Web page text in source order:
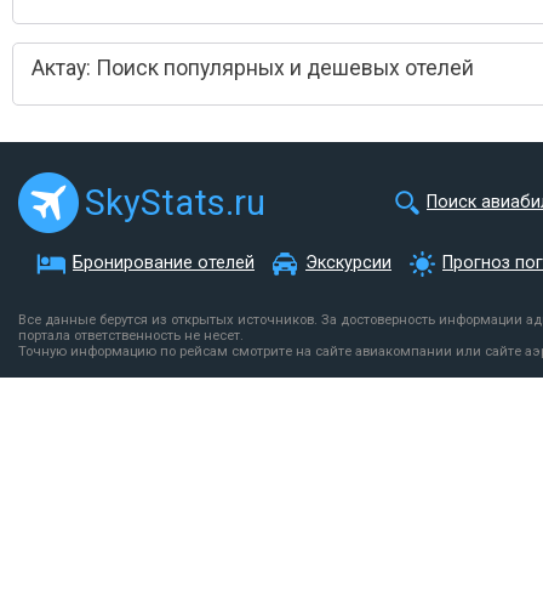
Актау: Поиск популярных и дешевых отелей
SkyStats.ru Поиск
Бронирование отелей Экскурсии Прогноз
Все данные берутся из открытых источников. За достоверность информации
портала ответственность не несет.
Точную информацию по рейсам смотрите на сайте авиакомпании или сайте